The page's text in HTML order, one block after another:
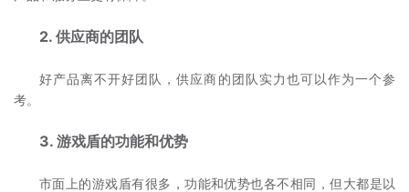
2. 供应商的团队
好产品离不开好团队，供应商的团队实力也可以作为一个参
考。
3. 游戏盾的功能和优势
市面上的游戏盾有很多，功能和优势也各不相同，但大都是以